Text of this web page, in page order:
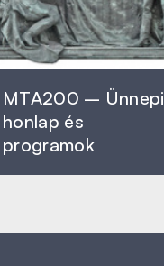
MTA200 – Ünnepi
honlap és
programok